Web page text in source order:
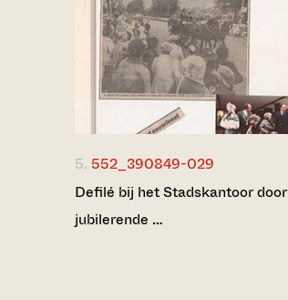
5. 552_390849-029
Defilé bij het Stadskantoor door
jubilerende …